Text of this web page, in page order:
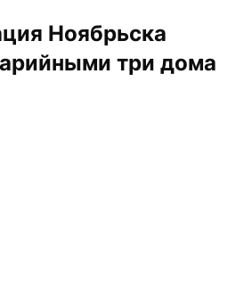
Ноябрьска
три дома